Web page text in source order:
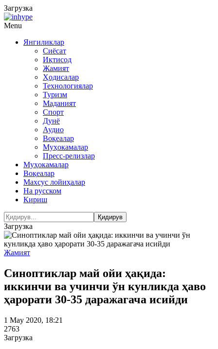
Загрузка
Menu
Янгиликлар
Сиёсат
Иқтисод
Жамият
Ҳодисалар
Технологиялар
Туризм
Маданият
Спорт
Дунё
Аудио
Воқеалар
Муҳокамалар
Пресс-релизлар
Муҳокамалар
Воқеалар
Махсус лойиҳалар
На русском
Кириш
Загрузка
Жамият
Синоптиклар май ойи ҳақида:
иккинчи ва учинчи ўн кунликда ҳаво
ҳарорати 30-35 даражагача исийди
1 May 2020, 18:21
2763
Загрузка